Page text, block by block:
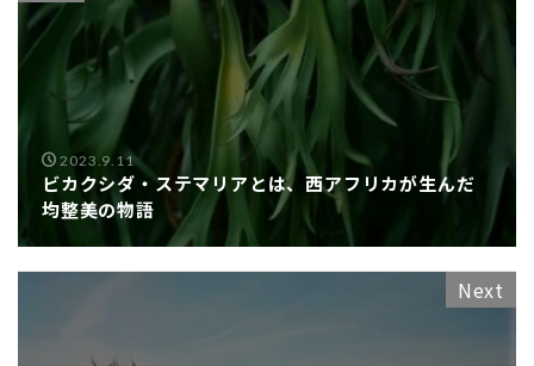
2023.9.11
ビカクシダ・ステマリアとは、西アフリカが生んだ
均整美の物語
Next